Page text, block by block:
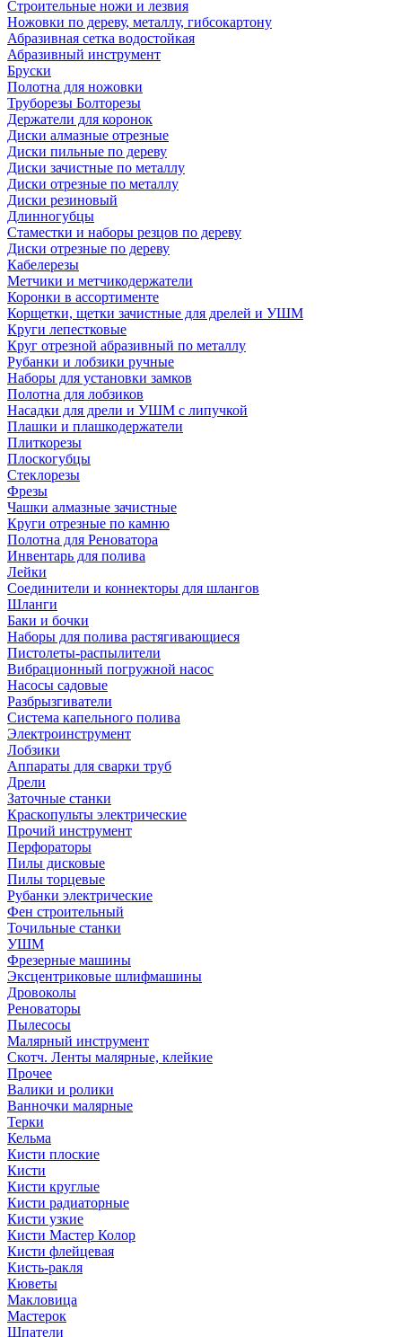
Строительные ножи и лезвия
Ножовки по дереву, металлу, гибсокартону
Абразивная сетка водостойкая
Абразивный инструмент
Бруски
Полотна для ножовки
Труборезы Болторезы
Держатели для коронок
Диски алмазные отрезные
Диски пильные по дереву
Диски зачистные по металлу
Диски отрезные по металлу
Диски резиновый
Длинногубцы
Стаместки и наборы резцов по дереву
Диски отрезные по дереву
Кабелерезы
Метчики и метчикодержатели
Коронки в ассортименте
Корщетки, щетки зачистные для дрелей и УШМ
Круги лепестковые
Круг отрезной абразивный по металлу
Рубанки и лобзики ручные
Наборы для установки замков
Полотна для лобзиков
Насадки для дрели и УШМ с липучкой
Плашки и плашкодержатели
Плиткорезы
Плоскогубцы
Стеклорезы
Фрезы
Чашки алмазные зачистные
Круги отрезные по камню
Полотна для Реноватора
Инвентарь для полива
Лейки
Соединители и коннекторы для шлангов
Шланги
Баки и бочки
Наборы для полива растягивающиеся
Пистолеты-распылители
Вибрационный погружной насос
Насосы садовые
Разбрызгиватели
Система капельного полива
Электроинструмент
Лобзики
Аппараты для сварки труб
Дрели
Заточные станки
Краскопульты электрические
Прочий инструмент
Перфораторы
Пилы дисковые
Пилы торцевые
Рубанки электрические
Фен строительный
Точильные станки
УШМ
Фрезерные машины
Эксцентриковые шлифмашины
Дровоколы
Реноваторы
Пылесосы
Малярный инструмент
Скотч. Ленты малярные, клейкие
Прочее
Валики и ролики
Ванночки малярные
Терки
Кельма
Кисти плоские
Кисти
Кисти круглые
Кисти радиаторные
Кисти узкие
Кисти Мастер Колор
Кисти флейцевая
Кисть-ракля
Кюветы
Макловица
Мастерок
Шпатели